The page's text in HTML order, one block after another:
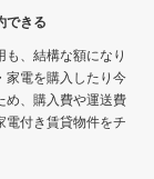
できる
、結構な額になり
家電を購入したり今
め、購入費や運送費
電付き賃貸物件をチ